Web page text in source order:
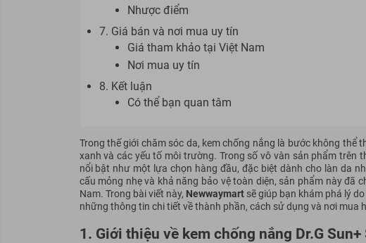
Nhược điểm
7. Giá bán và nơi mua uy tín
Giá tham khảo tại Việt Nam
Nơi mua uy tín
8. Kết luận
Có thể bạn quan tâm
Trong thế giới chăm sóc da, kem chống nắng là bước không thể
xanh và các yếu tố môi trường. Trong số vô vàn sản phẩm trên
nổi bật như một lựa chọn hàng đầu, đặc biệt dành cho làn da
cấu mỏng nhẹ và khả năng bảo vệ toàn diện, sản phẩm này đã
Nam. Trong bài viết này, Newwaymartsẽ giúp bạn khám phá lý
những thông tin chi tiết về thành phần, cách sử dụng và nơi mua
1. Giới thiệu về kem chống nắng Dr.G Sun+